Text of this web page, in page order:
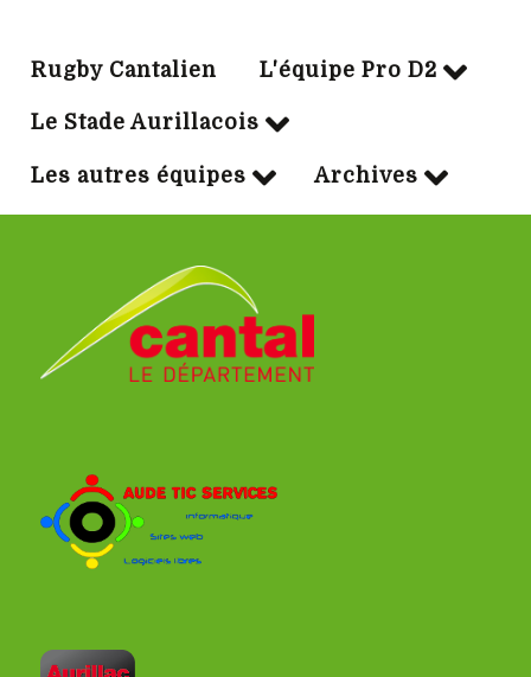
Rugby Cantalien L'équipe Pro D2
Le Stade Aurillacois
Les autres équipes Archives